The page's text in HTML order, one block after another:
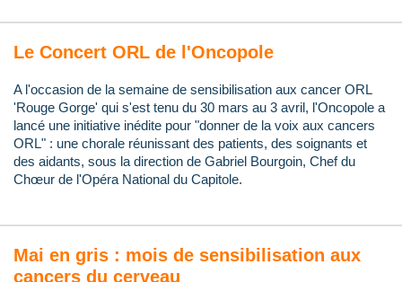
Le Concert ORL de l'Oncopole
A l'occasion de la semaine de sensibilisation aux cancer ORL
'Rouge Gorge' qui s'est tenu du 30 mars au 3 avril, l'Oncopole a
lancé une initiative inédite pour "donner de la voix aux cancers
ORL" : une chorale réunissant des patients, des soignants et
des aidants, sous la direction de Gabriel Bourgoin, Chef du
Chœur de l'Opéra National du Capitole.
Mai en gris : mois de sensibilisation aux
cancers du cerveau